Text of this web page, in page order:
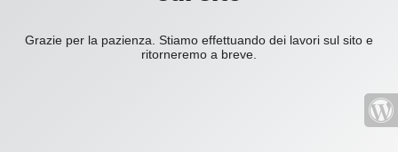
Grazie per la pazienza. Stiamo effettuando dei lavori sul sito e
ritorneremo a breve.